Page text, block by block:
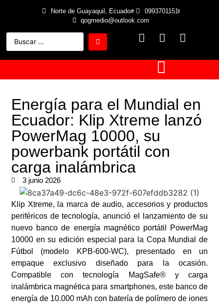
Norte de Guayaquil, Ecuador
0993701151
qogmedio@outlook.com
Energía para el Mundial en
Ecuador: Klip Xtreme lanzó
PowerMag 10000, su
powerbank portátil con
carga inalámbrica
3 junio 2026
Klip Xtreme, la marca de audio, accesorios y productos
periféricos de tecnología, anunció el lanzamiento de su
nuevo banco de energía magnético portátil PowerMag
10000 en su edición especial para la Copa Mundial de
Fútbol (modelo KPB-600-WC), presentado en un
empaque exclusivo diseñado para la ocasión.
Compatible con tecnología MagSafe® y carga
inalámbrica magnética para smartphones, este banco de
energía de 10.000 mAh con batería de polímero de iones